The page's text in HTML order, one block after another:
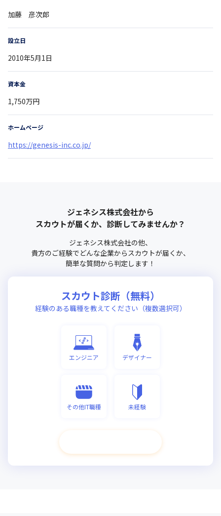
加藤 彦次郎
設立日
2010年5月1日
資本金
1,750万円
ホームページ
https://genesis-inc.co.jp/
ジェネシス株式会社から
スカウトが届くか、診断してみませんか？
ジェネシス株式会社の他、
貴方のご経験でどんな企業からスカウトが届くか、
簡単な質問から判定します！
スカウト診断（無料）
経験のある職種を教えてください（複数選択可）
エンジニア デザイナー
その他IT職種 未経験